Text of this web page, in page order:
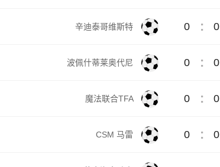
辛迪泰哥维斯特 0 : 0
波佩什蒂莱奥代尼 0 : 0
魔法联合TFA 0 : 0
CSM 马雷 0 : 0